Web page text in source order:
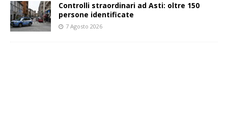
Controlli straordinari ad Asti: oltre 150
persone identificate
7 Agosto 2026